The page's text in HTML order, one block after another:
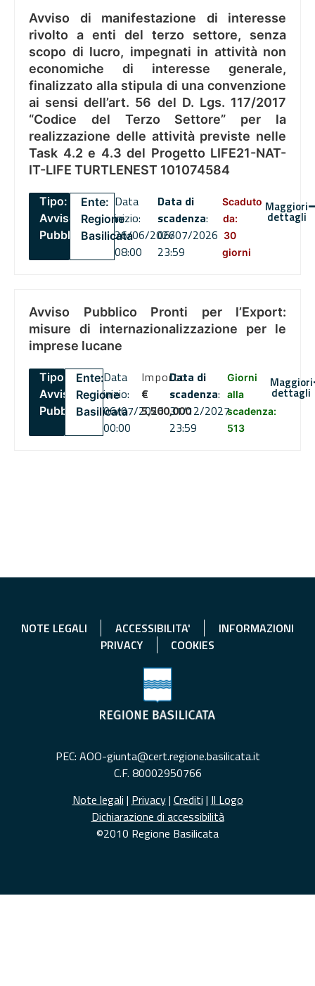
Avviso di manifestazione di interesse
rivolto a enti del terzo settore, senza
scopo di lucro, impegnati in attività non
economiche di interesse generale,
finalizzato alla stipula di una convenzione
ai sensi dell’art. 56 del D. Lgs. 117/2017
“Codice del Terzo Settore” per la
realizzazione delle attività previste nelle
Task 4.2 e 4.3 del Progetto LIFE21-NAT-
IT-LIFE TURTLENEST 101074584
Tipo:
Avviso
Pubblico
Ente:
Regione
Basilicata
Data
inizio:
26/06/2026
08:00
Data di
scadenza:
06/07/2026
23:59
Scaduto
da:
30
giorni
Maggiori
dettagli
Avviso Pubblico Pronti per l’Export:
misure di internazionalizzazione per le
imprese lucane
Tipo:
Avviso
Pubblico
Ente:
Regione
Basilicata
Data
inizio:
06/07/2026
00:00
Importo
€
5,500,000
Data di
scadenza:
31/12/2027
23:59
Giorni
alla
scadenza:
513
Maggiori
dettagli
NOTE LEGALI ACCESSIBILITA'
INFORMAZIONI
PRIVACY
COOKIES
PEC: AOO-giunta@cert.regione.basilicata.it
C.F. 80002950766
Note legali | Privacy| Crediti | Il Logo
Dichiarazione di accessibilità
©2010 Regione Basilicata